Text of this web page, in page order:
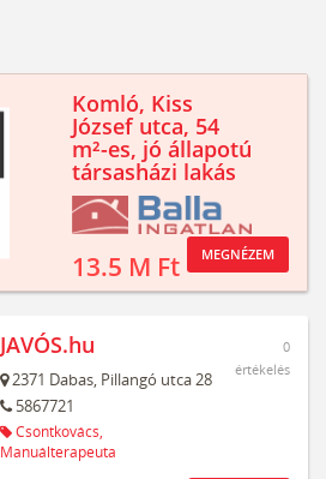
Komló, Kiss
József utca, 54
m²-es, jó állapotú
társasházi lakás
13.5 M Ft MEGNÉZEM
JAVÓS.hu
2371 Dabas, Pillangó utca 28
5867721
Csontkovács,
Manuálterapeuta
0
értékelés